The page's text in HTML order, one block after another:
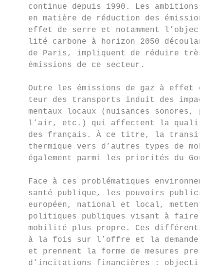
continue depuis 1990. Les ambitions
en matière de réduction des émissions
effet de serre et notamment
lité carbone à horizon 2050 découlant
de Paris, impliquent de réduire très
émissions de ce secteur.
Outre les émissions de gaz à effet de
teur des transports induit des impacts
mentaux locaux (nuisances sonores,
l’air, etc.) qui affectent la qualité
des français. À ce titre, la
thermique vers d’autres types de
également parmi les priorités du
Face à ces problématiques
santé publique, les pouvoirs publics,
européen, national et local, mettent
politiques publiques visant à faire
mobilité plus propre. Ces différents
à la fois sur l’offre et la demande
et prennent la forme de mesures
d’incitations financières : objectifs